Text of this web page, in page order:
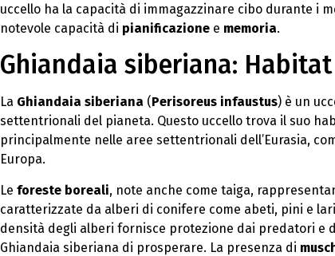
uccello ha la capacità di immagazzinare cibo durante i
notevole capacità di pianificazione e memoria.
Ghiandaia siberiana:
La Ghiandaia siberiana (Perisoreus infaustus) è un
settentrionali del pianeta. Questo uccello trova il suo
principalmente nelle aree settentrionali dell’Eurasia,
Europa.
Le foreste boreali, note anche come taiga,
caratterizzate da alberi di conifere come abeti, pini e
densità degli alberi fornisce protezione dai predatori e
Ghiandaia siberiana di prosperare. La presenza di